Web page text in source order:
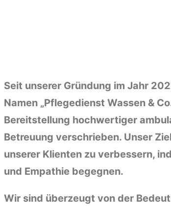
Seit unserer Gründung im Jahr
Namen „Pflegedienst Wassen &
Bereitstellung hochwertiger
Betreuung verschrieben. Unser
unserer Klienten zu verbessern,
und Empathie begegnen.
Wir sind überzeugt von der